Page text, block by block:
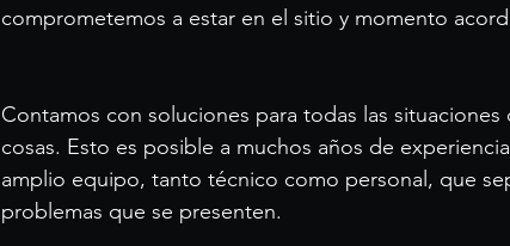
comprometemos a estar en el sitio y momento
Contamos con soluciones para todas las
cosas. Esto es posible a muchos años de
amplio equipo, tanto técnico como personal, que
problemas que se presenten.